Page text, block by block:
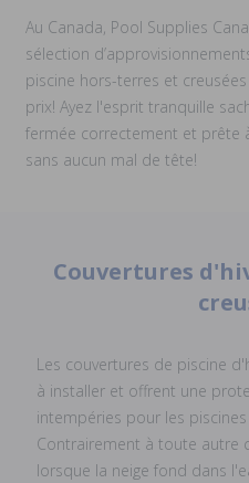
Au Canada, Pool Supplies
sélection
piscine hors-terres et
prix! Ayez l'esprit tranquille
fermée correctement et prête
sans aucun mal de tête!
Couvertures
Les couvertures de piscine
à installer et offrent une
intempéries pour les
Contrairement à toute autre
lorsque la neige fond dans